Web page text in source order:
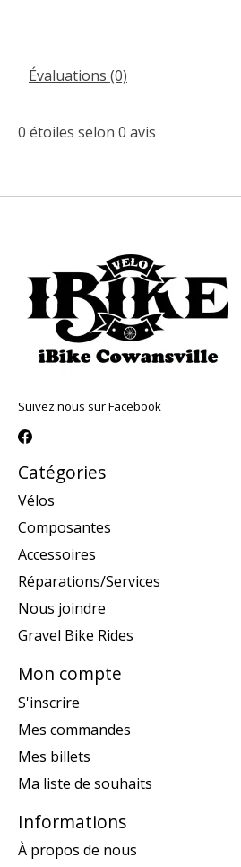
Évaluations (0)
0 étoiles selon 0 avis
Suivez nous sur Facebook
Catégories
Vélos
Composantes
Accessoires
Réparations/Services
Nous joindre
Gravel Bike Rides
Mon compte
S'inscrire
Mes commandes
Mes billets
Ma liste de souhaits
Informations
À propos de nous